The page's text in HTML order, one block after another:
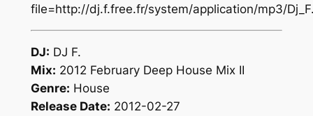
file=http://dj.f.free.fr/system/application/mp3/
DJ: DJ F.
Mix: 2012 February Deep House Mix II
Genre: House
Release Date: 2012-02-27